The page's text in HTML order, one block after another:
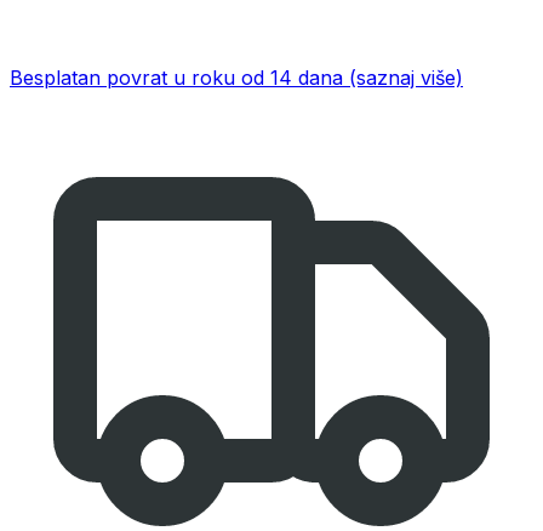
Besplatan povrat u roku od 14 dana (saznaj više)